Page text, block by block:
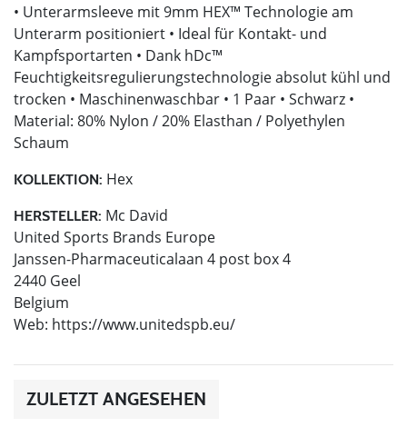
• Unterarmsleeve mit 9mm HEX™ Technologie am
Unterarm positioniert • Ideal für Kontakt- und
Kampfsportarten • Dank hDc™
Feuchtigkeitsregulierungstechnologie absolut kühl und
trocken • Maschinenwaschbar • 1 Paar • Schwarz •
Material: 80% Nylon / 20% Elasthan / Polyethylen
Schaum
KOLLEKTION: Hex
HERSTELLER: Mc David
United Sports Brands Europe
Janssen-Pharmaceuticalaan 4 post box 4
2440 Geel
Belgium
Web: https://www.unitedspb.eu/
ZULETZT ANGESEHEN